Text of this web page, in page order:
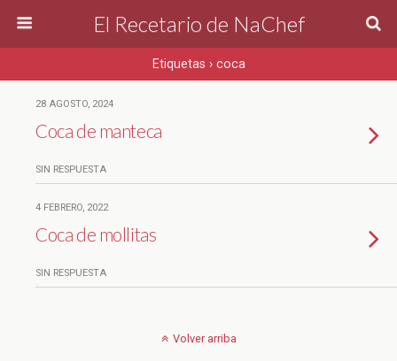
El Recetario de NaChef
Etiquetas › coca
28 AGOSTO, 2024
Coca de manteca
SIN RESPUESTA
4 FEBRERO, 2022
Coca de mollitas
SIN RESPUESTA
Volver arriba